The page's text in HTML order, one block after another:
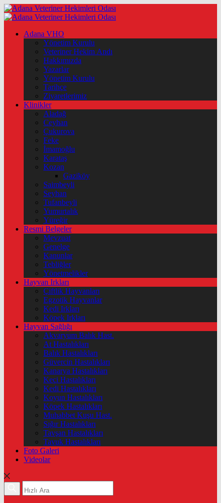
Adana VHO
Yönetim Kurulu
Veteriner Hekim Andı
Hakkımızda
Yazarlar
Yönetim Kurulu
Tarihçe
Ziyaretlerimiz
Klinikler
Aladağ
Ceyhan
Çukurova
Feke
İmamoğlu
Karataş
Kozan
Gaziköy
Saimbeyli
Seyhan
Tufanbeyli
Yumurtalık
Yüreğir
Resmi Belgeler
Mevzuat
Genelge
Kanunlar
Tebliğler
Yönetmelikler
Hayvan Irkları
Çiftlik Hayvanları
Egzotik Hayvanlar
Kedi Irkları
Köpek Irkları
Hayvan Sağlığı
Akvaryum Balık Hast.
At Hastalıkları
Balık Hastalıkları
Güvercin Hastalıkları
Kanarya Hastalıkları
Keçi Hastalıkları
Kedi Hastalıkları
Koyun Hastalıkları
Köpek Hastalıkları
Muhabbet Kuşu Hast.
Sığır Hastalıkları
Tavşan Hastalıkları
Tavuk Hastalıkları
Foto Galeri
Videolar